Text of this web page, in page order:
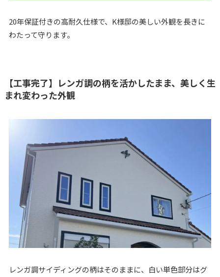
20年保証付きの高耐久仕様で、K様邸の美しい外観を長きに
わたって守ります。
【工事完了】レンガ調の柄を活かしたまま、美しく生
まれ変わった外観
レンガ調サイディングの柄はそのままに、白い単色部分はグ